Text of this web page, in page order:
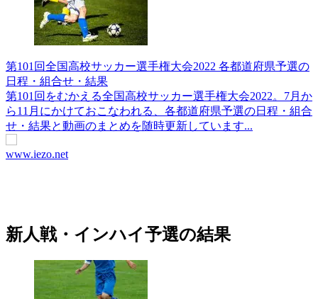
第101回全国高校サッカー選手権大会2022 各都道府県予選の
日程・組合せ・結果
第101回をむかえる全国高校サッカー選手権大会2022。7月か
ら11月にかけておこなわれる、各都道府県予選の日程・組合
せ・結果と動画のまとめを随時更新しています...
www.iezo.net
新人戦・インハイ予選の結果